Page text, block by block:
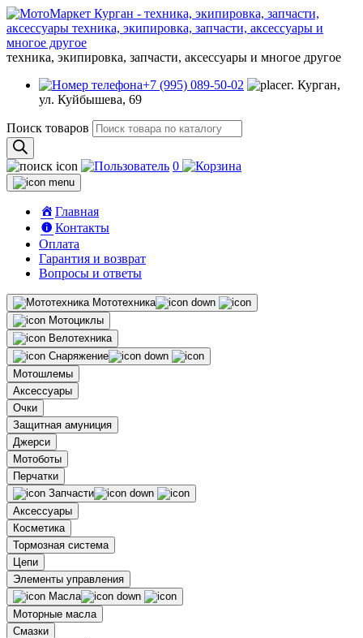
техника, экипировка, запчасти, аксессуары и многое другое
+7 (995) 089-50-02
г. Курган,
ул. Куйбышева, 69
Поиск товаров
0
Главная
Контакты
Оплата
Гарантия и возврат
Вопросы и ответы
Мототехника
Мотоциклы
Велотехника
Снаряжение
Мотошлемы
Аксессуары
Очки
Защитная амуниция
Джерси
Мотоботы
Перчатки
Запчасти
Аксессуары
Косметика
Тормозная система
Цепи
Элементы управления
Масла
Моторные масла
Смазки